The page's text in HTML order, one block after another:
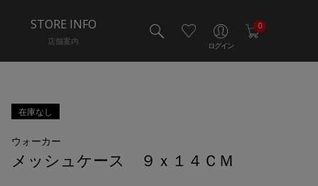
ログイン
0
STORE INFO
店舗案内
在庫なし
ウォーカー
メッシュケース ９ｘ１４ＣＭ